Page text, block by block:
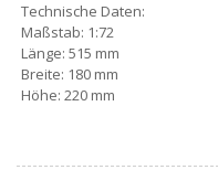
Technische Daten:
Maßstab: 1:72
Länge: 515 mm
Breite: 180 mm
Höhe: 220 mm